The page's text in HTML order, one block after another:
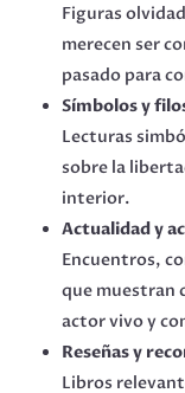
Figuras
merecen ser
pasado para
Símbolos y
Lecturas
sobre la
interior.
Actualidad y
Encuentros,
que muestran
actor vivo y
Reseñas y
Libros